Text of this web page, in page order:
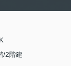
/2階建